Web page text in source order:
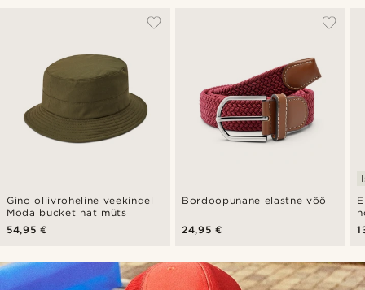
Gino oliivroheline veekindel
Moda bucket hat müts
54,95 €
Bordoopunane elastne vöö
24,95 €